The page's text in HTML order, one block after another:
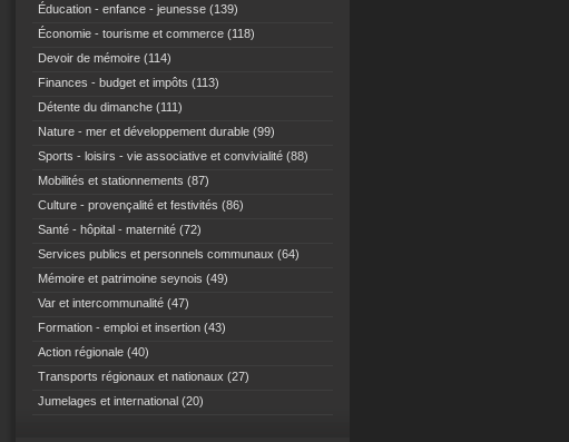
Éducation - enfance - jeunesse (139)
Économie - tourisme et commerce (118)
Devoir de mémoire (114)
Finances - budget et impôts (113)
Détente du dimanche (111)
Nature - mer et développement durable (99)
Sports - loisirs - vie associative et convivialité (88)
Mobilités et stationnements (87)
Culture - provençalité et festivités (86)
Santé - hôpital - maternité (72)
Services publics et personnels communaux (64)
Mémoire et patrimoine seynois (49)
Var et intercommunalité (47)
Formation - emploi et insertion (43)
Action régionale (40)
Transports régionaux et nationaux (27)
Jumelages et international (20)